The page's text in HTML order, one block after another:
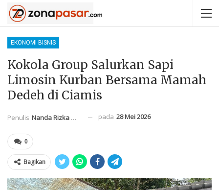
EKONOMI BISNIS
Kokola Group Salurkan Sapi
Limosin Kurban Bersama Mamah
Dedeh di Ciamis
Penulis Nanda Rizka Mahendra pada 28 Mei 2026
0
Bagikan